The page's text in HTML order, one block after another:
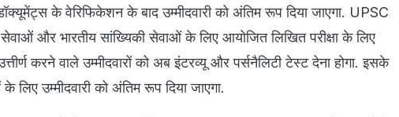
के वेरिफिकेशन के बाद उम्मीदवारी को अंतिम रूप दिया जाएगा. UPSC
और भारतीय सांख्यिकी सेवाओं के लिए आयोजित लिखित परीक्षा के लिए
उत्तीर्ण करने वाले उम्मीदवारों को अब इंटरव्यू और पर्सनैलिटी टेस्ट देना होगा. इसके
उम्मीदवारी को अंतिम रूप दिया जाएगा.